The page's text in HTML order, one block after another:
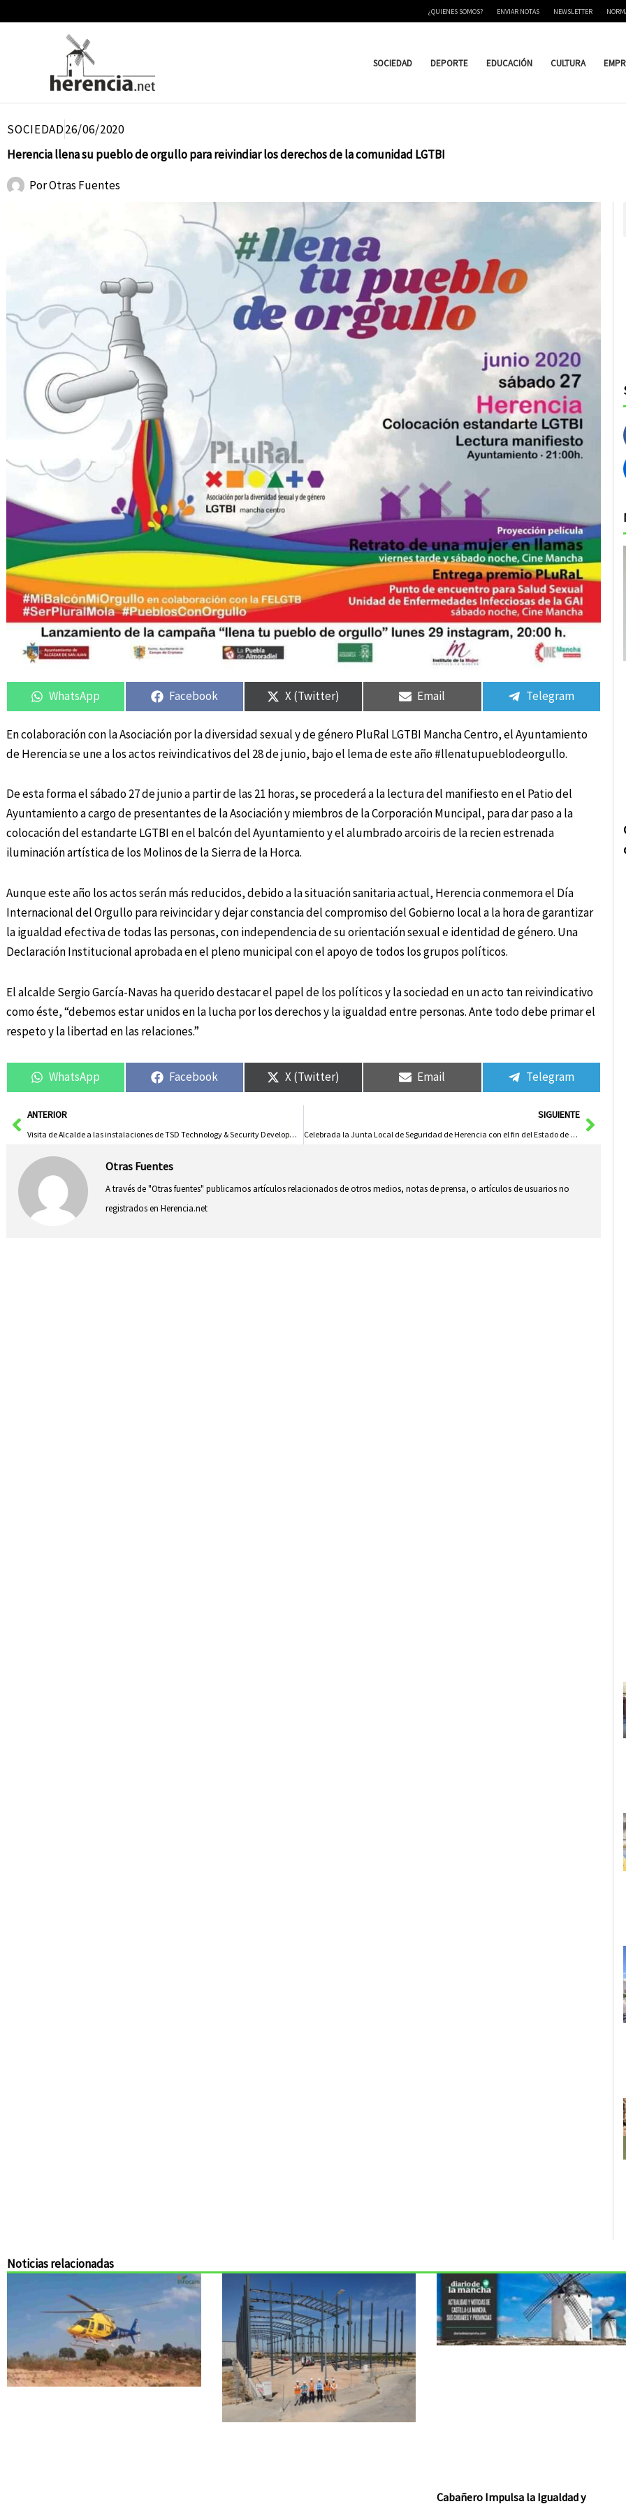
¿QUIENES SOMOS? ENVIAR NOTAS NEWSLETTER
SOCIEDAD DEPORTE EDUCACIÓN CULTURA
SOCIEDAD26/06/2020
Herencia llena su pueblo de orgullo para reivindiar los derechos de la comunidad LGTBI
PorOtras Fuentes
en
WhatsApp
en
Facebook
en
X (Twitter)
en
Email
en
Telegram
En colaboración con la Asociación por la diversidad sexual y de género PluRal LGTBI Mancha Centro, el Ayuntamiento
de Herencia se une a los actos reivindicativos del 28 de junio, bajo el lema de este año #llenatupueblodeorgullo.
De esta forma el sábado 27 de junio a partir de las 21 horas, se procederá a la lectura del manifiesto en el Patio del
Ayuntamiento a cargo de presentantes de la Asociación y miembros de la Corporación Muncipal, para dar paso a la
colocación del estandarte LGTBI en el balcón del Ayuntamiento y el alumbrado arcoiris de la recien estrenada
iluminación artística de los Molinos de la Sierra de la Horca.
Aunque este año los actos serán más reducidos, debido a la situación sanitaria actual, Herencia conmemora el Día
Internacional del Orgullo para reivincidar y dejar constancia del compromiso del Gobierno local a la hora de garantizar
la igualdad efectiva de todas las personas, con independencia de su orientación sexual e identidad de género. Una
Declaración Institucional aprobada en el pleno municipal con el apoyo de todos los grupos políticos.
El alcalde Sergio García-Navas ha querido destacar el papel de los políticos y la sociedad en un acto tan reivindicativo
como éste, “debemos estar unidos en la lucha por los derechos y la igualdad entre personas. Ante todo debe primar el
respeto y la libertad en las relaciones.”
en
WhatsApp
en
Facebook
en
X (Twitter)
en
Email
en
Telegram
AntANTERIOR
Visita de Alcalde a las instalaciones de TSD Technology & Security Developments
SIGUIENTE
Celebrada la Junta Local de Seguridad de Herencia con el fin del Estado de Alarma
Otras Fuentes
A través de "Otras fuentes" publicamos artículos relacionados de otros medios, notas de prensa, o artículos de usuarios no
registrados en Herencia.net
Noticias relacionadas
Cabañero Impulsa la Igualdad y